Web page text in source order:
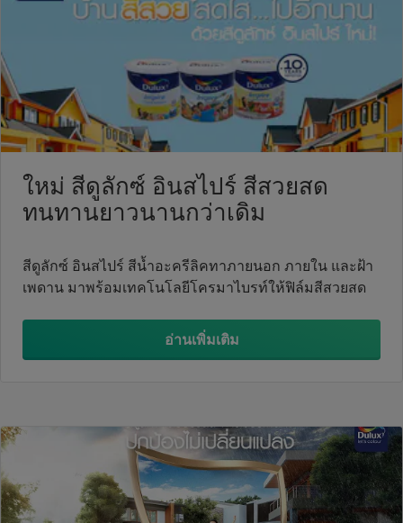
ใหม่ สีดูลักซ์ อินสไปร์ สีสวยสด
ทนทานยาวนานกว่าเดิม
สีดูลักซ์ อินสไปร์ สีน้ำอะครีลิคทาภายนอก ภายใน และฝ้า
เพดาน มาพร้อมเทคโนโลยีโครมาไบรท์ให้ฟิล์มสีสวยสด
อ่านเพิ่มเติม